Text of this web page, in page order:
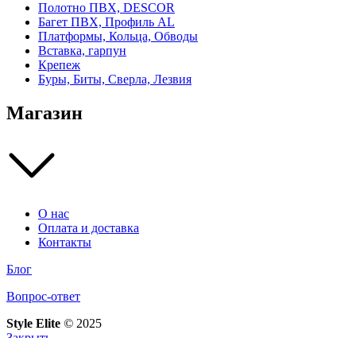
Полотно ПВХ, DESCOR
Багет ПВХ, Профиль AL
Платформы, Кольца, Обводы
Вставка, гарпун
Крепеж
Буры, Биты, Сверла, Лезвия
Магазин
О нас
Оплата и доставка
Контакты
Блог
Вопрос-ответ
Style Elite © 2025